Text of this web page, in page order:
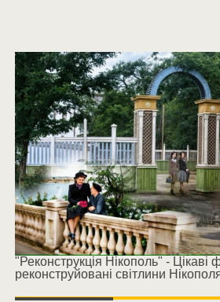
"Реконструкція Нікополь" - Цікаві
реконструйовані світлини